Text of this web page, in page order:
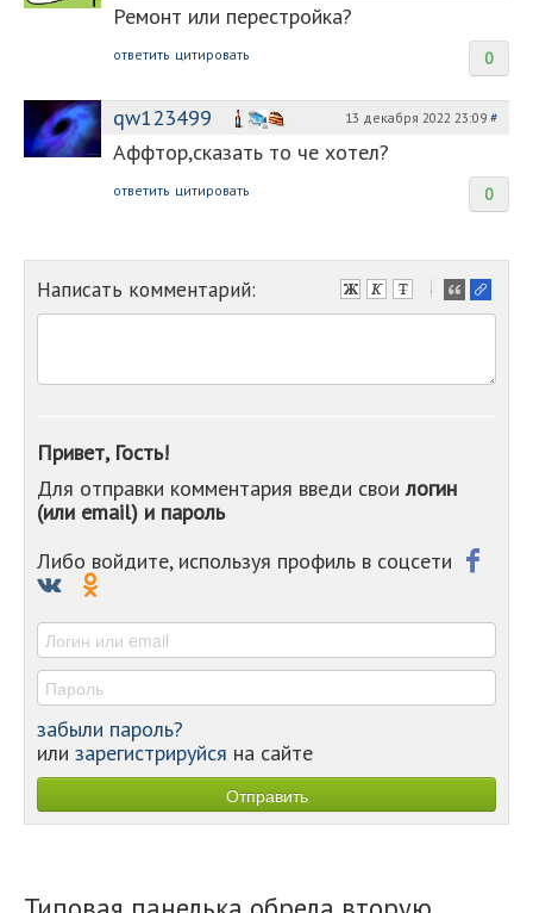
Ремонт или перестройка?
0
ответить цитировать
qw123499 13 декабря 2022 23:09 #
Аффтор,сказать то че хотел?
0
ответить цитировать
Написать комментарий:
-
-
-
-
-
Привет, Гость!
Для отправки комментария введи своилогин
(или email) и пароль
Либо войдите, используя профиль в соцсети
забыли пароль?
или зарегистрируйся на сайте